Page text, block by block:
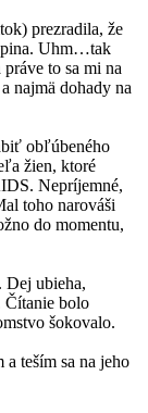
prezradila, že
Uhm…tak
to sa mi na
najmä dohady na
obľúbeného
žien, ktoré
Nepríjemné,
toho narováši
do momentu,
Dej ubieha,
Čítanie bolo
šokovalo.
teším sa na jeho